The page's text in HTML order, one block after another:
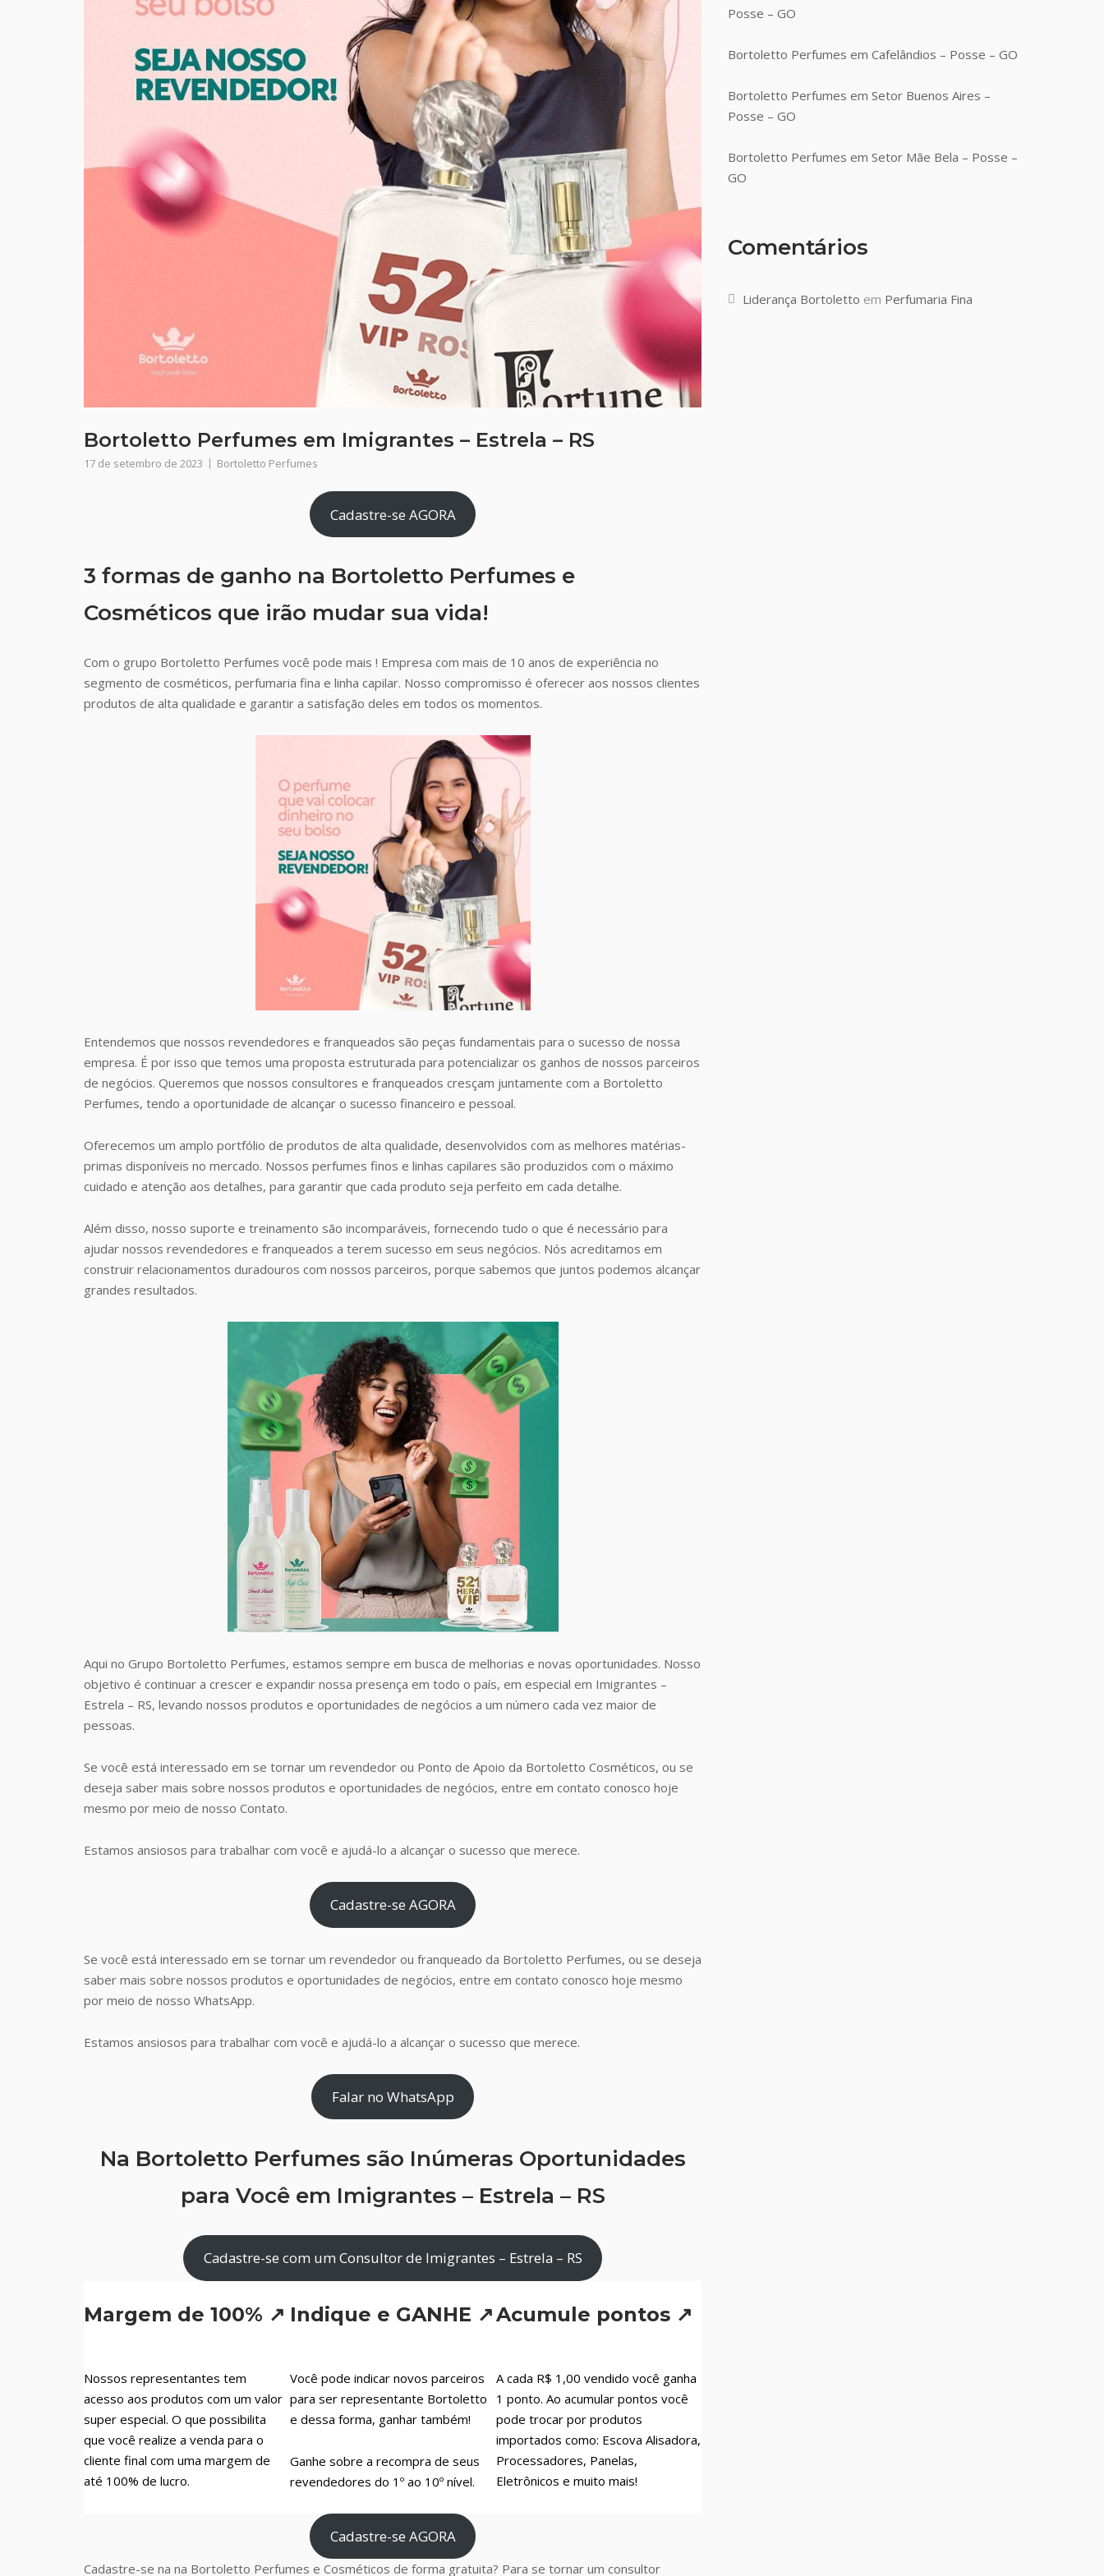
Bortoletto Perfumes em Imigrantes – Estrela – RS
17 de setembro de 2023 Bortoletto Perfumes
Cadastre-se AGORA
3 formas de ganho na Bortoletto Perfumes e
Cosméticos que irão mudar sua vida!
Com o grupo Bortoletto Perfumes você pode mais ! Empresa com mais de 10 anos de experiência no
segmento de cosméticos, perfumaria fina e linha capilar. Nosso compromisso é oferecer aos nossos clientes
produtos de alta qualidade e garantir a satisfação deles em todos os momentos.
Entendemos que nossos revendedores e franqueados são peças fundamentais para o sucesso de nossa
empresa. É por isso que temos uma proposta estruturada para potencializar os ganhos de nossos parceiros
de negócios. Queremos que nossos consultores e franqueados cresçam juntamente com a Bortoletto
Perfumes, tendo a oportunidade de alcançar o sucesso financeiro e pessoal.
Oferecemos um amplo portfólio de produtos de alta qualidade, desenvolvidos com as melhores matérias-
primas disponíveis no mercado. Nossos perfumes finos e linhas capilares são produzidos com o máximo
cuidado e atenção aos detalhes, para garantir que cada produto seja perfeito em cada detalhe.
Além disso, nosso suporte e treinamento são incomparáveis, fornecendo tudo o que é necessário para
ajudar nossos revendedores e franqueados a terem sucesso em seus negócios. Nós acreditamos em
construir relacionamentos duradouros com nossos parceiros, porque sabemos que juntos podemos alcançar
grandes resultados.
Aqui no Grupo Bortoletto Perfumes, estamos sempre em busca de melhorias e novas oportunidades. Nosso
objetivo é continuar a crescer e expandir nossa presença em todo o país, em especial em Imigrantes –
Estrela – RS, levando nossos produtos e oportunidades de negócios a um número cada vez maior de
pessoas.
Se você está interessado em se tornar um revendedor ou Ponto de Apoio da Bortoletto Cosméticos, ou se
deseja saber mais sobre nossos produtos e oportunidades de negócios, entre em contato conosco hoje
mesmo por meio de nosso Contato.
Estamos ansiosos para trabalhar com você e ajudá-lo a alcançar o sucesso que merece.
Cadastre-se AGORA
Se você está interessado em se tornar um revendedor ou franqueado da Bortoletto Perfumes, ou se deseja
saber mais sobre nossos produtos e oportunidades de negócios, entre em contato conosco hoje mesmo
por meio de nosso WhatsApp.
Estamos ansiosos para trabalhar com você e ajudá-lo a alcançar o sucesso que merece.
Falar no WhatsApp
Na Bortoletto Perfumes são Inúmeras Oportunidades
para Você em Imigrantes – Estrela – RS
Cadastre-se com um Consultor de Imigrantes – Estrela – RS
Margem de 100% ↗
Nossos representantes tem
acesso aos produtos com um valor
super especial. O que possibilita
que você realize a venda para o
cliente final com uma margem de
até 100% de lucro.
Indique e GANHE ↗
Você pode indicar novos parceiros
para ser representante Bortoletto
e dessa forma, ganhar também!
Ganhe sobre a recompra de seus
revendedores do 1º ao 10º nível.
Acumule pontos ↗
A cada R$ 1,00 vendido você ganha
1 ponto. Ao acumular pontos você
pode trocar por produtos
importados como: Escova Alisadora,
Processadores, Panelas,
Eletrônicos e muito mais!
Cadastre-se AGORA
Cadastre-se na na Bortoletto Perfumes e Cosméticos de forma gratuita? Para se tornar um consultor
Posse – GO
Bortoletto Perfumes em Cafelândios – Posse – GO
Bortoletto Perfumes em Setor Buenos Aires –
Posse – GO
Bortoletto Perfumes em Setor Mãe Bela – Posse –
GO
Comentários
Liderança Bortoletto em Perfumaria Fina